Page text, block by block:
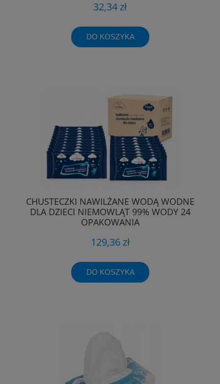
32,34 zł
DO KOSZYKA
CHUSTECZKI NAWILŻANE WODĄ WODNE
DLA DZIECI NIEMOWLĄT 99% WODY 24
OPAKOWANIA
129,36 zł
DO KOSZYKA